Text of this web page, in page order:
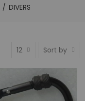
DIVERS
12 Sort by